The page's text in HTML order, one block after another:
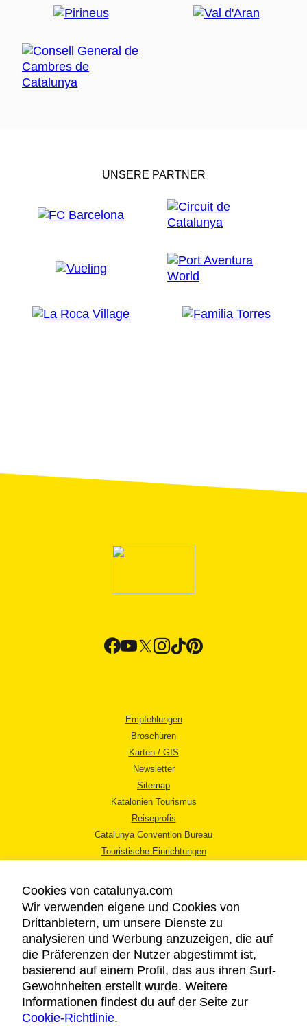
UNSERE PARTNER
Empfehlungen
Broschüren
Karten / GIS
Newsletter
Sitemap
Katalonien Tourismus
Reiseprofis
Catalunya Convention Bureau
Touristische Einrichtungen
RECHTLICHER HINWEIS
DATENSCHUTZICHTLINIE
COOKIES
BARRIEREFREIHEIT
Cookies von catalunya.com
Wir verwenden eigene und Cookies von
Drittanbietern, um unsere Dienste zu
analysieren und Werbung anzuzeigen, die auf
die Präferenzen der Nutzer abgestimmt ist,
basierend auf einem Profil, das aus ihren Surf-
Gewohnheiten erstellt wurde. Weitere
Informationen findest du auf der Seite zur
Cookie-Richtlinie.